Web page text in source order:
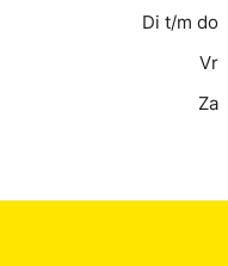
Di t/m do
Vr
Za